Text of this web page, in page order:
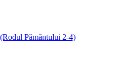
Pământului 2-4)